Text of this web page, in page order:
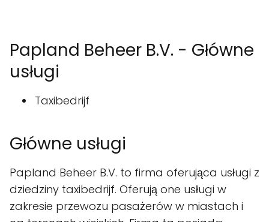
Papland Beheer B.V. - Główne
usługi
Taxibedrijf
Główne usługi
Papland Beheer B.V. to firma oferująca usługi z
dziedziny taxibedrijf. Oferują one usługi w
zakresie przewozu pasażerów w miastach i